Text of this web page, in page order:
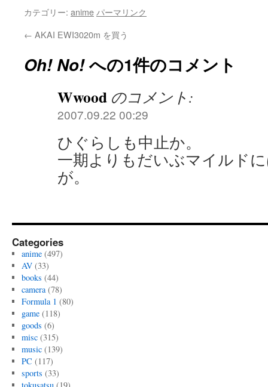
カテゴリー: anime パーマリンク
← AKAI EWI3020m を買う
Oh! No!への1件のコメント
Wwood のコメント:
2007.09.22 00:29
ひぐらしも中止か。
一期よりもだいぶマイルド
が。
Categories
anime(497)
AV(33)
books (44)
camera(78)
Formula 1 (80)
game(118)
goods (6)
misc(315)
music(139)
PC (117)
sports (33)